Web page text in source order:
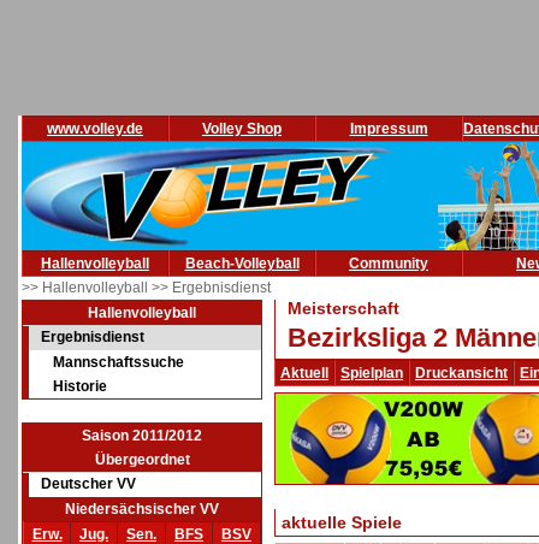
www.volley.de Volley Shop Impressum
Hallenvolleyball Beach-Volleyball Community
>> Hallenvolleyball >> Ergebnisdienst
Hallenvolleyball
Ergebnisdienst
Mannschaftssuche
Historie
Saison 2011/2012
Übergeordnet
Deutscher VV
Niedersächsischer VV
Erw.
Jug. Sen. BFS
BSV
Meisterschaft
Bezirksliga 2
Aktuell Spielplan Druckansicht
aktuelle Spiele